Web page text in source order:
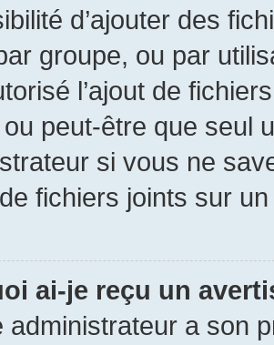
d’ajouter des
groupe, ou par
l’ajout de
peut-être que seul
si vous ne
fichiers joints sur
ai-je reçu un
administrateur a son